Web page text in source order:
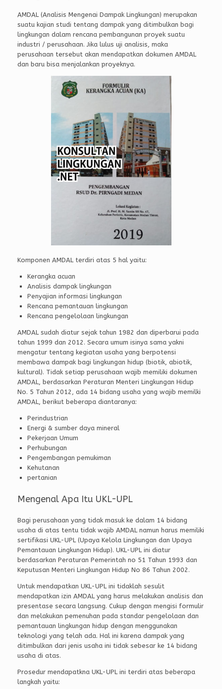
AMDAL (Analisis Mengenai Dampak Lingkungan) merupakan
suatu kajian studi tentang dampak yang ditimbulkan bagi
lingkungan dalam rencana pembangunan proyek suatu
industri / perusahaan. Jika lulus uji analisis, maka
perusahaan tersebut akan mendapatkan dokumen AMDAL
dan baru bisa menjalankan proyeknya.
Komponen AMDAL terdiri atas 5 hal yaitu:
Kerangka acuan
Analisis dampak lingkungan
Penyajian informasi lingkungan
Rencana pemantauan lingkungan
Rencana pengelolaan lingkungan
AMDAL sudah diatur sejak tahun 1982 dan diperbarui pada
tahun 1999 dan 2012. Secara umum isinya sama yakni
mengatur tentang kegiatan usaha yang berpotensi
membawa dampak bagi lingkungan hidup (biotik, abiotik,
kultural). Tidak setiap perusahaan wajib memiliki dokumen
AMDAL, berdasarkan Peraturan Menteri Lingkungan Hidup
No. 5 Tahun 2012, ada 14 bidang usaha yang wajib memilki
AMDAL, berikut beberapa diantaranya:
Perindustrian
Energi & sumber daya mineral
Pekerjaan Umum
Perhubungan
Pengembangan pemukiman
Kehutanan
pertanian
Mengenal Apa Itu UKL-UPL
Bagi perusahaan yang tidak masuk ke dalam 14 bidang
usaha di atas tentu tidak wajib AMDAL namun harus memiliki
sertifikasi UKL-UPL (Upaya Kelola Lingkungan dan Upaya
Pemantauan Lingkungan Hidup). UKL-UPL ini diatur
berdasarkan Peraturan Pemerintah no 51 Tahun 1993 dan
Keputusan Menteri Lingkungan Hidup No 86 Tahun 2002.
Untuk mendapatkan UKL-UPL ini tidaklah sesulit
mendapatkan izin AMDAL yang harus melakukan analisis dan
presentase secara langsung. Cukup dengan mengisi formulir
dan melakukan pemenuhan pada standar pengelolaan dan
pemantauan lingkungan hidup dengan menggunakan
teknologi yang telah ada. Hal ini karena dampak yang
ditimbulkan dari jenis usaha ini tidak sebesar ke 14 bidang
usaha di atas.
Prosedur mendapatkna UKL-UPL ini terdiri atas beberapa
langkah yaitu: